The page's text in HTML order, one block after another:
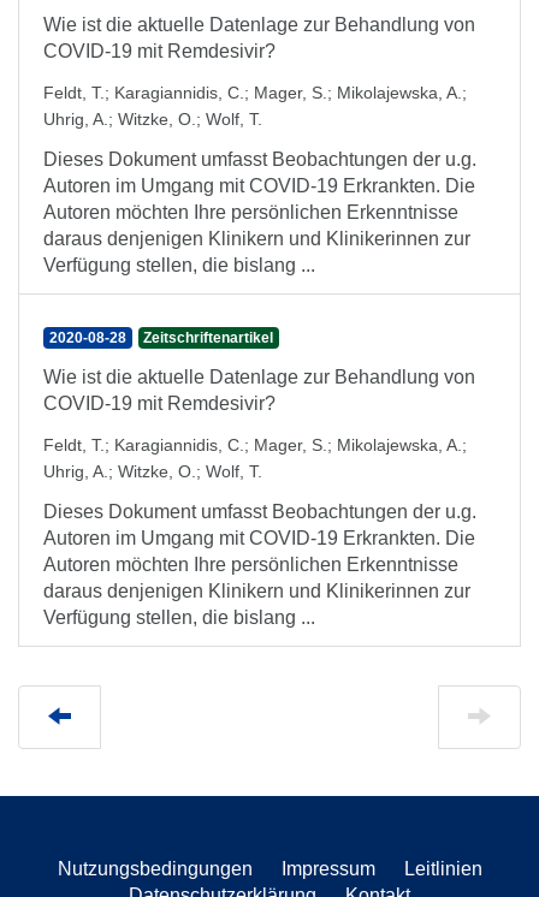
Wie ist die aktuelle Datenlage zur Behandlung von
COVID-19 mit Remdesivir?
Feldt, T.; Karagiannidis, C. ; Mager, S. ; Mikolajewska, A. ;
Uhrig, A. ; Witzke, O. ; Wolf, T.
Dieses Dokument umfasst Beobachtungen der u.g.
Autoren im Umgang mit COVID-19 Erkrankten. Die
Autoren möchten Ihre persönlichen Erkenntnisse
daraus denjenigen Klinikern und Klinikerinnen zur
Verfügung stellen, die bislang ...
2020-08-28 Zeitschriftenartikel
Wie ist die aktuelle Datenlage zur Behandlung von
COVID-19 mit Remdesivir?
Feldt, T.; Karagiannidis, C. ; Mager, S. ; Mikolajewska, A. ;
Uhrig, A. ; Witzke, O. ; Wolf, T.
Dieses Dokument umfasst Beobachtungen der u.g.
Autoren im Umgang mit COVID-19 Erkrankten. Die
Autoren möchten Ihre persönlichen Erkenntnisse
daraus denjenigen Klinikern und Klinikerinnen zur
Verfügung stellen, die bislang ...
Nutzungsbedingungen Impressum
Leitlinien